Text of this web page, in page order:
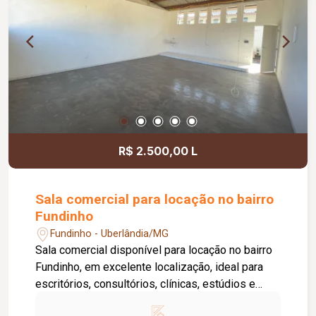
áreas comuns, copa, DML (Depósito de Material
de Limpeza), sistema de ronda, alarme, câmeras
de segurança e internet disponível. Como
diferencial, existe a possibilidade de ampliação
da área da sala, conforme a necessidade do
locatário. Entre em contato para mais
informações e agende uma visita.
R$ 2.500,00 L
Sala comercial para locação no bairro
Fundinho
Fundinho - Uberlândia/MG
Sala comercial disponível para locação no bairro
Fundinho, em excelente localização, ideal para
escritórios, consultórios, clínicas, estúdios e